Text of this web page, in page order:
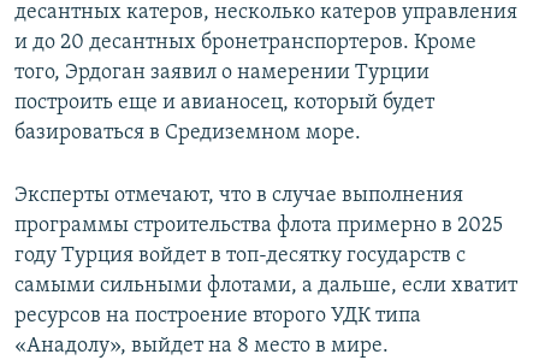
десантных катеров, несколько катеров управления
и до 20 десантных бронетранспортеров. Кроме
того, Эрдоган заявил о намерении Турции
построить еще и авианосец, который будет
базироваться в Средиземном море.
Эксперты отмечают, что в случае выполнения
программы строительства флота примерно в 2025
году Турция войдет в топ-десятку государств с
самыми сильными флотами, а дальше, если хватит
ресурсов на построение второго УДК типа
«Анадолу», выйдет на 8 место в мире.